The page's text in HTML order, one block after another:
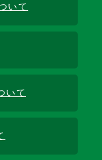
いて
いて